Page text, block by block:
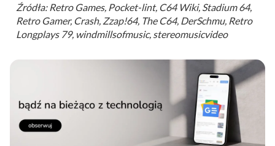
Źródła: Retro Games, Pocket-lint, C64 Wiki, Stadium 64,
Retro Gamer, Crash, Zzap!64, The C64, DerSchmu, Retro
Longplays 79, windmillsofmusic, stereomusicvideo